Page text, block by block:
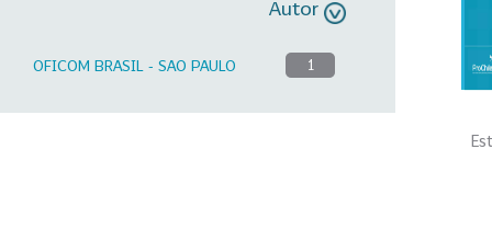
Autor
OFICOM BRASIL - SAO PAULO 1